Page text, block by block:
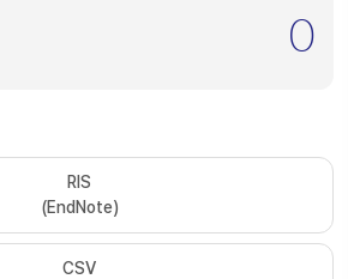
0
RIS
(EndNote)
CSV